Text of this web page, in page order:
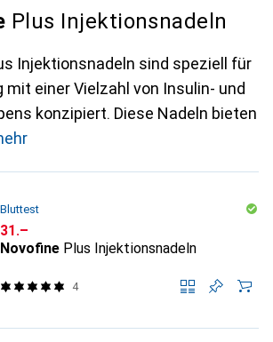
Plus Injektionsnadeln
Injektionsnadeln sind speziell für
mit einer Vielzahl von Insulin- und
konzipiert. Diese Nadeln bieten
Bluttest
CHF
31.–
Novofine Plus Injektionsnadeln
4